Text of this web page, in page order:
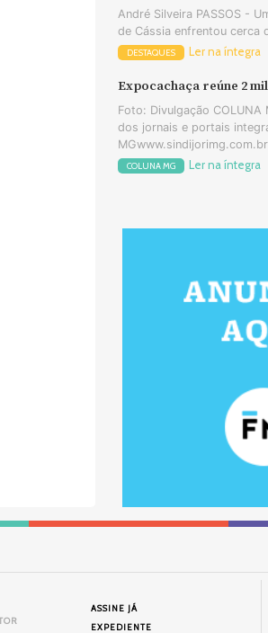
André Silveira PASSOS -
de Cássia enfrentou cerca
DESTAQUES Ler na íntegra
Expocachaça reúne 2
Foto: Divulgação COLUNA
dos jornais e portais
COLUNA MG Ler na íntegra
ASSINE JÁ
EXPEDIENTE